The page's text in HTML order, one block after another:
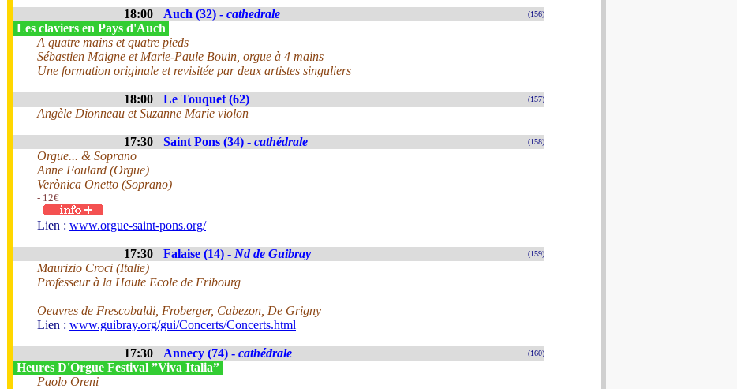
18:00 Auch (32) - cathedrale (156)
Les claviers en Pays d'Auch
A quatre mains et quatre pieds
Sébastien Maigne et Marie-Paule Bouin, orgue à 4 mains
Une formation originale et revisitée par deux artistes singuliers
18:00 Le Touquet (62) (157)
Angèle Dionneau et Suzanne Marie violon
17:30 Saint Pons (34) - cathédrale (158)
Orgue... & Soprano
Anne Foulard (Orgue)
Verònica Onetto (Soprano)
- 12€
Lien : www.orgue-saint-pons.org/
17:30 Falaise (14) - Nd de Guibray (159)
Maurizio Croci (Italie)
Professeur à la Haute Ecole de Fribourg
Oeuvres de Frescobaldi, Froberger, Cabezon, De Grigny
Lien : www.guibray.org/gui/Concerts/Concerts.html
17:30 Annecy (74) - cathédrale (160)
Heures D'Orgue Festival ”Viva Italia”
Paolo Oreni